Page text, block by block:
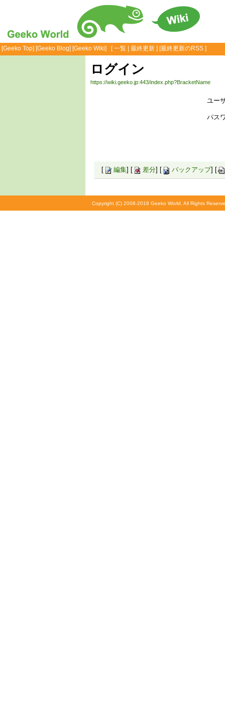
[Geeko Top] [Geeko Blog] [Geeko Wiki] [一覧 最終更新 ] [最終更新のRSS ]
ログイン
https://wiki.geeko.jp:443/index.php?BracketName
ユー
パス
[ 編集] [ 差分] [ バックアップ] [
Copyright (C) 2008-2018 Geeko World. All Rights